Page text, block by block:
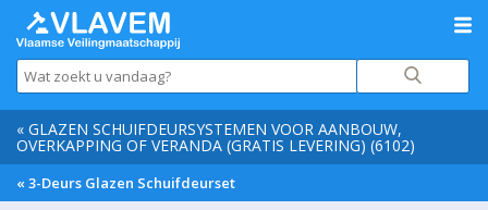
« GLAZEN SCHUIFDEURSYSTEMEN VOOR AANBOUW,
OVERKAPPING OF VERANDA (GRATIS LEVERING) (6102)
« 3-Deurs Glazen Schuifdeurset